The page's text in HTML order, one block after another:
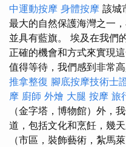
中運動按摩 身體按摩 該城
最大的自然保護海灣之一
並具有藍旗。 埃及在我們
正確的機會和方式來實現
值得等待，我們感到非常高
推拿整復 腳底按摩技術士
摩 廚師 外燴 大腿 按摩 旅
（金字塔，博物館）外，
道，包括文化和烹飪，幾
（市區，裝飾藝術，紮馬